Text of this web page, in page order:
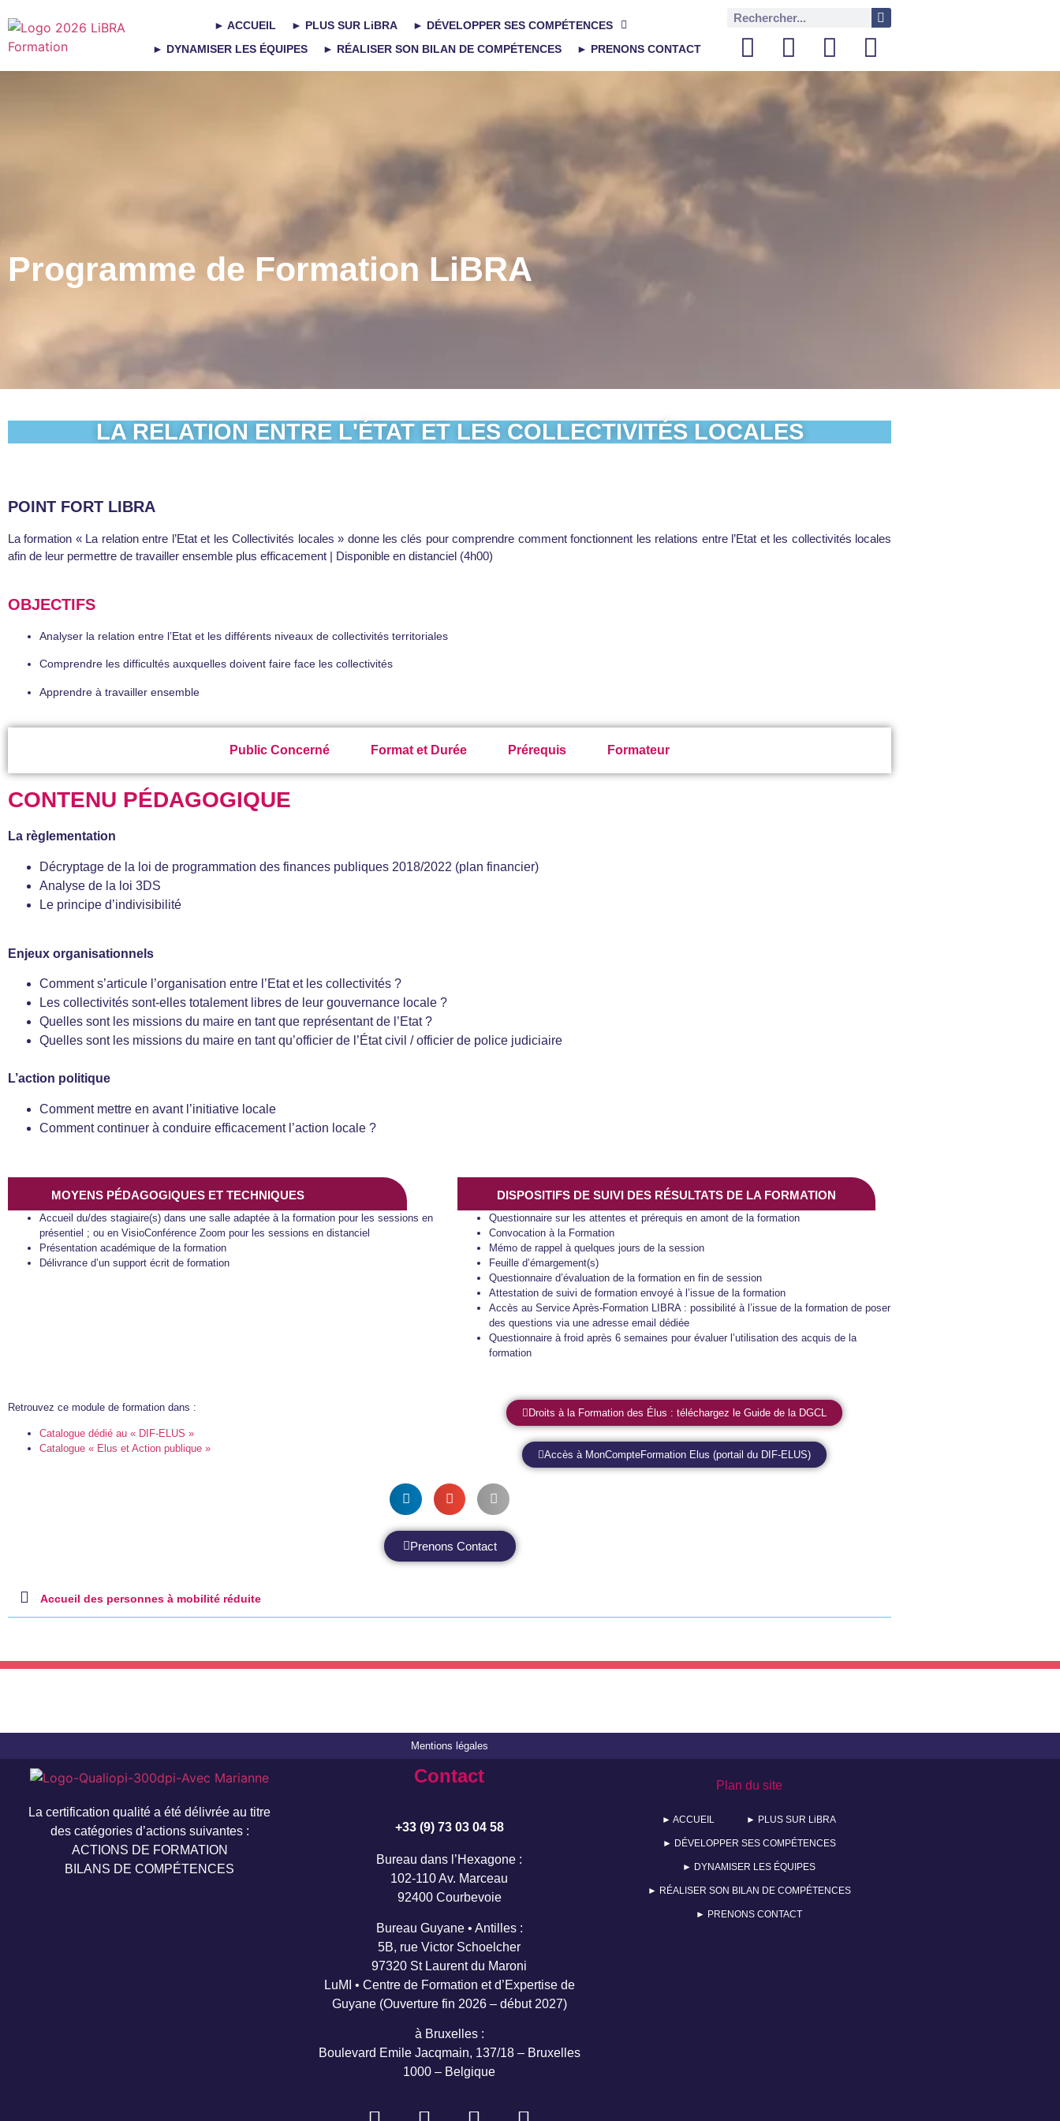
► ACCUEIL ► PLUS SUR LiBRA
► DÉVELOPPER SES COMPÉTENCES
► DYNAMISER LES ÉQUIPES
► RÉALISER SON BILAN DE COMPÉTENCES ► PRENONS CONTACT
Programme de Formation LiBRA
LA RELATION ENTRE L'ÉTAT ET LES COLLECTIVITÉS LOCALES
POINT FORT LIBRA
La formation « La relation entre l’Etat et les Collectivités locales » donne les clés pour comprendre comment fonctionnent les relations entre l’Etat et les collectivités locales
afin de leur permettre de travailler ensemble plus efficacement | Disponible en distanciel (4h00)
OBJECTIFS
Analyser la relation entre l’Etat et les différents niveaux de collectivités territoriales
Comprendre les difficultés auxquelles doivent faire face les collectivités
Apprendre à travailler ensemble
Public Concerné Format et Durée Prérequis Formateur
CONTENU PÉDAGOGIQUE
La règlementation
Décryptage de la loi de programmation des finances publiques 2018/2022 (plan financier)
Analyse de la loi 3DS
Le principe d’indivisibilité
Enjeux organisationnels
Comment s’articule l’organisation entre l’Etat et les collectivités ?
Les collectivités sont‐elles totalement libres de leur gouvernance locale ?
Quelles sont les missions du maire en tant que représentant de l’Etat ?
Quelles sont les missions du maire en tant qu’officier de l’État civil / officier de police judiciaire
L’action politique
Comment mettre en avant l’initiative locale
Comment continuer à conduire efficacement l’action locale ?
MOYENS PÉDAGOGIQUES ET TECHNIQUES
Accueil du/des stagiaire(s) dans une salle adaptée à la formation pour les sessions en
présentiel ; ou en VisioConférence Zoom pour les sessions en distanciel
Présentation académique de la formation
Délivrance d’un support écrit de formation
DISPOSITIFS DE SUIVI DES RÉSULTATS DE LA FORMATION
Questionnaire sur les attentes et prérequis en amont de la formation
Convocation à la Formation
Mémo de rappel à quelques jours de la session
Feuille d’émargement(s)
Questionnaire d’évaluation de la formation en fin de session
Attestation de suivi de formation envoyé à l’issue de la formation
Accès au Service Après-Formation LIBRA : possibilité à l’issue de la formation de poser
des questions via une adresse email dédiée
Questionnaire à froid après 6 semaines pour évaluer l’utilisation des acquis de la
formation
Retrouvez ce module de formation dans :
Catalogue dédié au « DIF-ELUS »
Catalogue « Elus et Action publique »
Droits à la Formation des Élus : téléchargez le Guide de la DGCL
Accès à MonCompteFormation Elus (portail du DIF-ELUS)
Prenons Contact
Accueil des personnes à mobilité réduite
Mentions légales
La certification qualité a été délivrée au titre
des catégories d’actions suivantes :
ACTIONS DE FORMATION
BILANS DE COMPÉTENCES
Contact
+33 (9) 73 03 04 58
Bureau dans l’Hexagone :
102-110 Av. Marceau
92400 Courbevoie
Bureau Guyane • Antilles :
5B, rue Victor Schoelcher
97320 St Laurent du Maroni
LuMI • Centre de Formation et d’Expertise de
Guyane (Ouverture fin 2026 – début 2027)
à Bruxelles :
Boulevard Emile Jacqmain, 137/18 – Bruxelles
1000 – Belgique
Plan du site
► ACCUEIL ► PLUS SUR LiBRA
► DÉVELOPPER SES COMPÉTENCES
► DYNAMISER LES ÉQUIPES
► RÉALISER SON BILAN DE COMPÉTENCES
► PRENONS CONTACT